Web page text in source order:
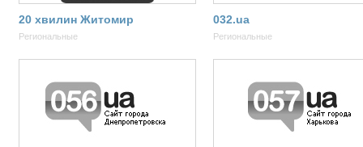
20 хвилин Житомир
Региональные
032.ua
Региональные